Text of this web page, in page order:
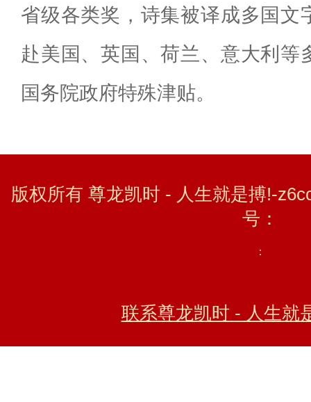
省级各类奖，诗集被译成多国文
赴美国、英国、荷兰、意大利等
国务院政府特殊津贴。
版权所有 尊龙凯时 - 人生就是搏!-
号：
：
联系尊龙凯时 - 人生就